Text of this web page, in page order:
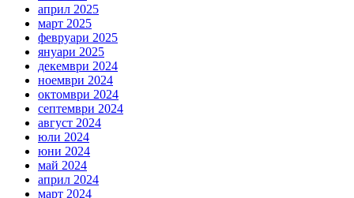
април 2025
март 2025
февруари 2025
януари 2025
декември 2024
ноември 2024
октомври 2024
септември 2024
август 2024
юли 2024
юни 2024
май 2024
април 2024
март 2024